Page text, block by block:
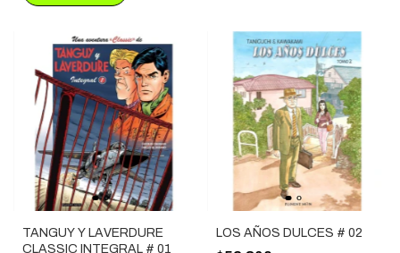
TANGUY Y LAVERDURE
CLASSIC INTEGRAL # 01
LOS AÑOS DULCES # 02